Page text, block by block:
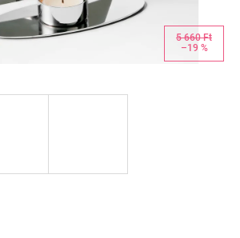
5 660 Ft
–19 %